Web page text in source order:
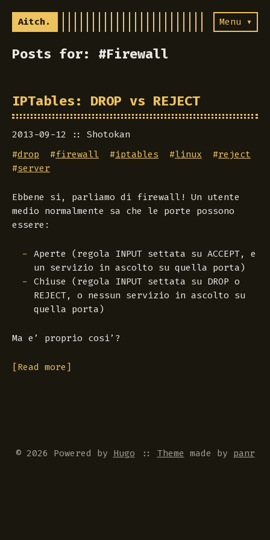
Aitch. Menu ▾
Posts for: #Firewall
IPTables: DROP vs REJECT
2013-09-12
Shotokan
#drop #firewall #iptables #linux #reject
#server
Ebbene si, parliamo di firewall! Un utente
medio normalmente sa che le porte possono
essere:
Aperte (regola INPUT settata su ACCEPT, e
un servizio in ascolto su quella porta)
Chiuse (regola INPUT settata su DROP o
REJECT, o nessun servizio in ascolto su
quella porta)
Ma e’ proprio cosi’?
[Read more]
© 2026 Powered by Hugo :: Theme made by panr